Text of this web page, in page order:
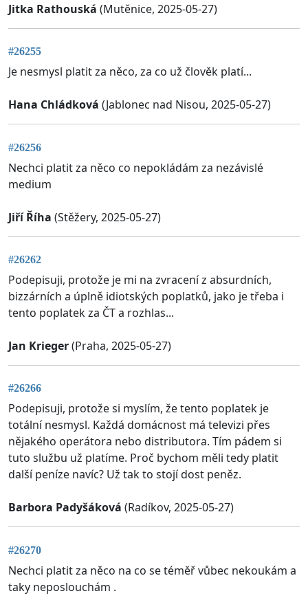
Jitka Rathouská (Mutěnice, 2025-05-27)
#26255
Je nesmysl platit za něco, za co už člověk platí...
Hana Chládková (Jablonec nad Nisou, 2025-05-27)
#26256
Nechci platit za něco co nepokládám za nezávislé
medium
Jiří Říha (Stěžery, 2025-05-27)
#26262
Podepisuji, protože je mi na zvracení z absurdních,
bizzárních a úplně idiotských poplatků, jako je třeba i
tento poplatek za ČT a rozhlas...
Jan Krieger(Praha, 2025-05-27)
#26266
Podepisuji, protože si myslím, že tento poplatek je
totální nesmysl. Každá domácnost má televizi přes
nějakého operátora nebo distributora. Tím pádem si
tuto službu už platíme. Proč bychom měli tedy platit
další peníze navíc? Už tak to stojí dost peněz.
Barbora Padyšáková (Radíkov, 2025-05-27)
#26270
Nechci platit za něco na co se téměř vůbec nekoukám a
taky neposlouchám .